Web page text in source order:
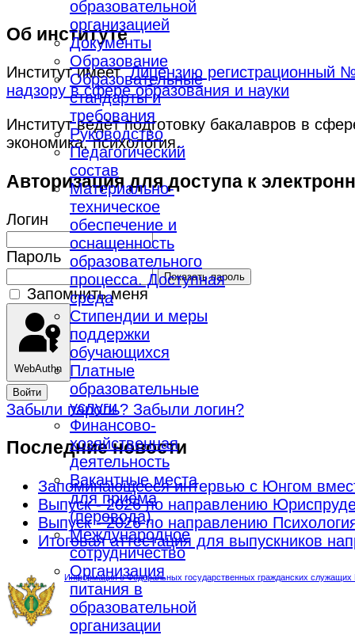
образовательной
организацией
Документы
Образование
Образовательные
стандарты и
требования
Руководство
Педагогический
состав
Материально-
техническое
обеспечение и
оснащенность
образовательного
процесса. Доступная
среда
Стипендии и меры
поддержки
обучающихся
Платные
образовательные
услуги
Финансово-
хозяйственная
деятельность
Вакантные места
для приёма
(перевода)
Международное
сотрудничество
Организация
питания в
образовательной
организации
Об институте
Институт имеет Лицензию регистрационный
надзору в сфере образования и науки
Институт ведёт подготовку бакалавров в
экономика, психология.
Авторизация для доступа к
Логин
Пароль
Показать пароль
Запомнить меня
WebAuthn
Войти
Забыли пароль? Забыли логин?
Последние новости
Запоминающееся интервью с Юнгом
Выпуск - 2026 по направлению
Выпуск - 2026 по направлению
Итоговая аттестация для выпускников
Информация о Федеральных государственных гражданских